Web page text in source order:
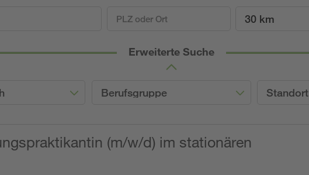
30 km
Erweiterte Suche
Berufsgruppe Standort
(m/w/d) im stationären